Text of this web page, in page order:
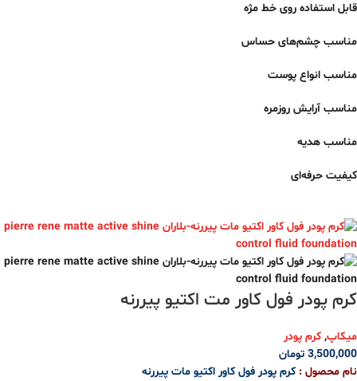
قابل استفاده روی خط مژه
مناسب چشم‌های حساس
مناسب انواع پوست
مناسب آرایش روزمره
مناسب هدیه
کیفیت حرفه‌ای
کرم پودر فول کاور مت اکتیو پیررنه
میکاپ, کرم پودر
3,500,000 تومان
نام محصول : کرم پودر فول کاور اکتیو مات پیررنه